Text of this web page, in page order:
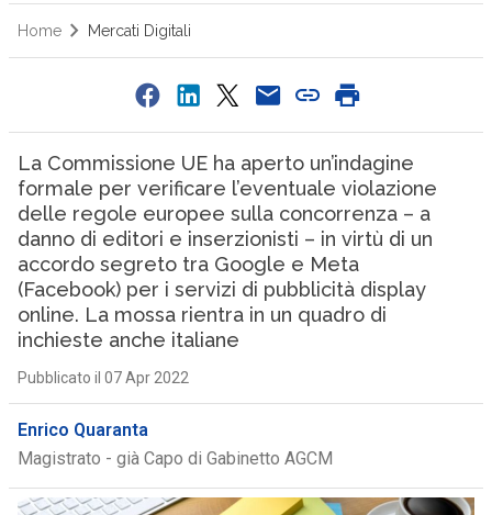
Home Mercati Digitali
La Commissione UE ha aperto un’indagine
formale per verificare l’eventuale violazione
delle regole europee sulla concorrenza – a
danno di editori e inserzionisti – in virtù di un
accordo segreto tra Google e Meta
(Facebook) per i servizi di pubblicità display
online. La mossa rientra in un quadro di
inchieste anche italiane
Pubblicato il 07 Apr 2022
Enrico Quaranta
Magistrato - già Capo di Gabinetto AGCM